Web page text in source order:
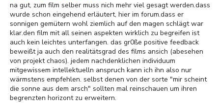
na gut, zum film selber muss nich mehr viel gesagt werden.dass
wurde schon eingehend erläutert, hier im forum.dass er
sonnigen gemütern wohl ziemlich auf den magen schlägt war
klar.den film mit all seinen aspekten wirklich zu begreifen ist
auch kein leichtes unterfangen. das gr0ße positive feedback
beweißt ja auch den realitätsgrad des films ansich (abesehen
von projekt chaos). jedem nachdenklichen individuum
mitgewissem intellektuelln anspruch kann ich ihn also nur
wärmstens empfehlen. selbst denen von der sorte "mir scheint
die sonne aus dem arsch" sollten mal reinschauen um ihren
begrenzten horizont zu erweitern.